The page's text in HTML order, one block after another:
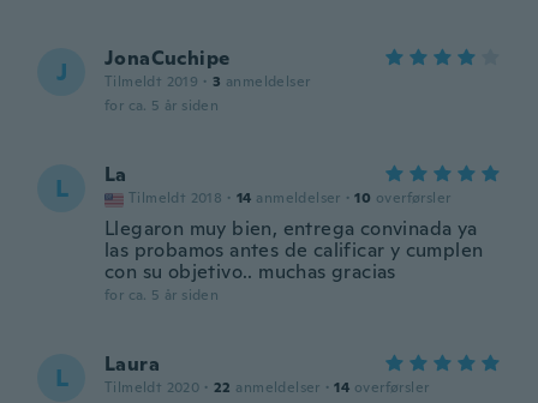
J JonaCuchipe
Tilmeldt 2019 · 3 anmeldelser
for ca. 5 år siden
L La
Tilmeldt 2018 · 14 anmeldelser · 10 overførsler
Llegaron muy bien, entrega convinada ya
las probamos antes de calificar y cumplen
con su objetivo.. muchas gracias
for ca. 5 år siden
L Laura
Tilmeldt 2020 · 22 anmeldelser · 14 overførsler